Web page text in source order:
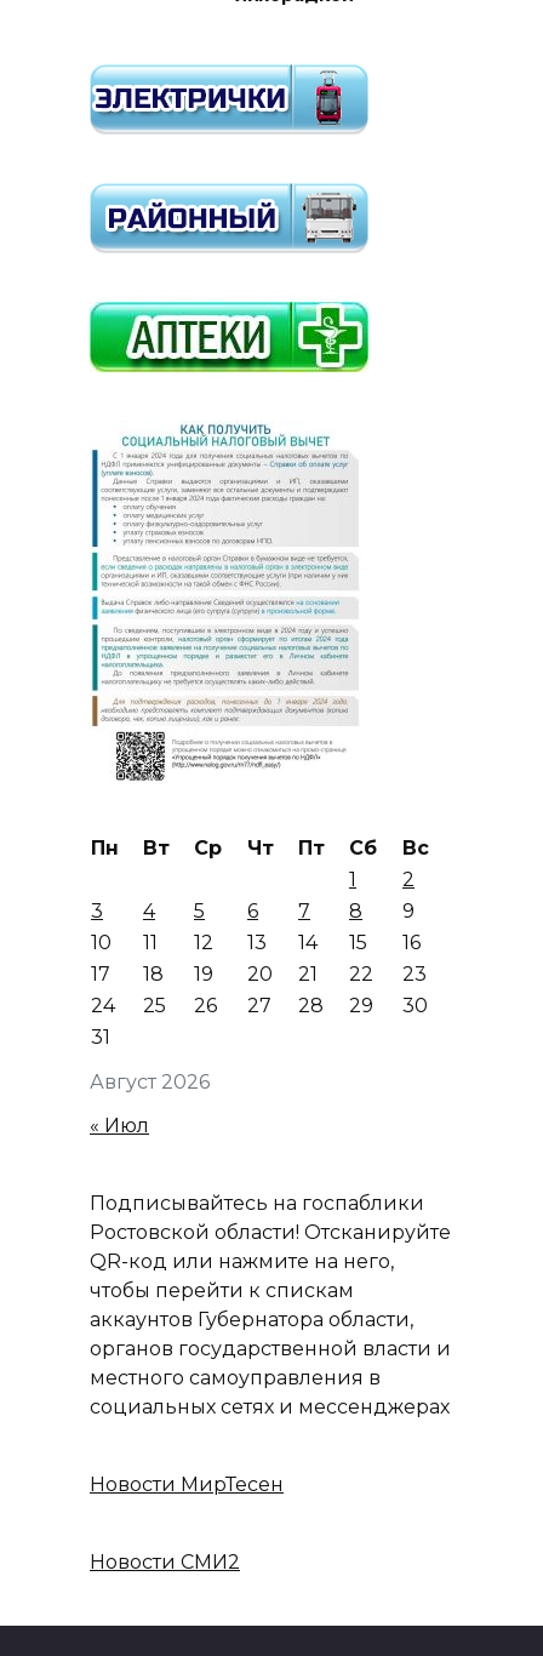
Август 2026
Пн Вт Ср Чт Пт Сб
Вс
1
2
3
4 5 6 7 8
9
10
11 12 13 14 15
16
17
18 19 20 21 22
23
24
25 26 27 28 29
30
31
« Июл
Подписывайтесь на госпаблики
Ростовской области! Отсканируйте
QR-код или нажмите на него,
чтобы перейти к спискам
аккаунтов Губернатора области,
органов государственной власти и
местного самоуправления в
социальных сетях и мессенджерах
Новости МирТесен
Новости СМИ2